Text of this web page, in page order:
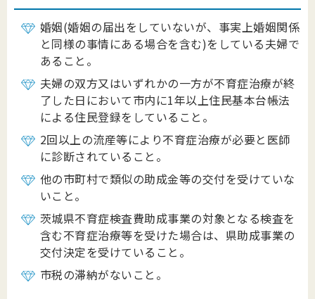
婚姻(婚姻の届出をしていないが、事実上婚姻関係
と同様の事情にある場合を含む)をしている夫婦で
あること。
夫婦の双方又はいずれかの一方が不育症治療が終
了した日において市内に1年以上住民基本台帳法
による住民登録をしていること。
2回以上の流産等により不育症治療が必要と医師
に診断されていること。
他の市町村で類似の助成金等の交付を受けていな
いこと。
茨城県不育症検査費助成事業の対象となる検査を
含む不育症治療等を受けた場合は、県助成事業の
交付決定を受けていること。
市税の滞納がないこと。